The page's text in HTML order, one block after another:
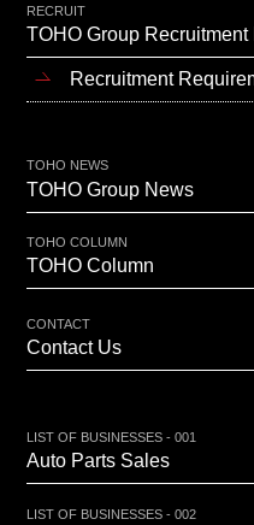
RECRUIT
TOHO Group Recruitment
Recruitment
TOHO NEWS
TOHO Group News
TOHO COLUMN
TOHO Column
CONTACT
Contact Us
LIST OF BUSINESSES - 001
Auto Parts Sales
LIST OF BUSINESSES - 002